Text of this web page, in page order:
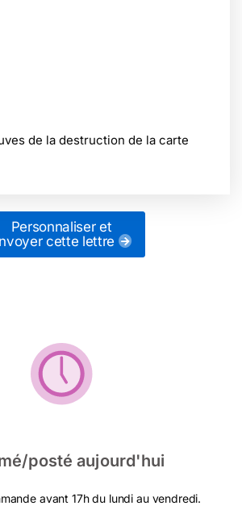
de la destruction de la carte
Personnaliser et
cette lettre
posté aujourd'hui
avant 17h du lundi au vendredi.